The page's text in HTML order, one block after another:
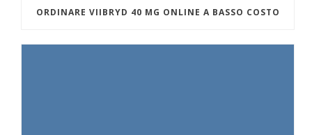
ORDINARE VIIBRYD 40 MG ONLINE A BASSO COSTO